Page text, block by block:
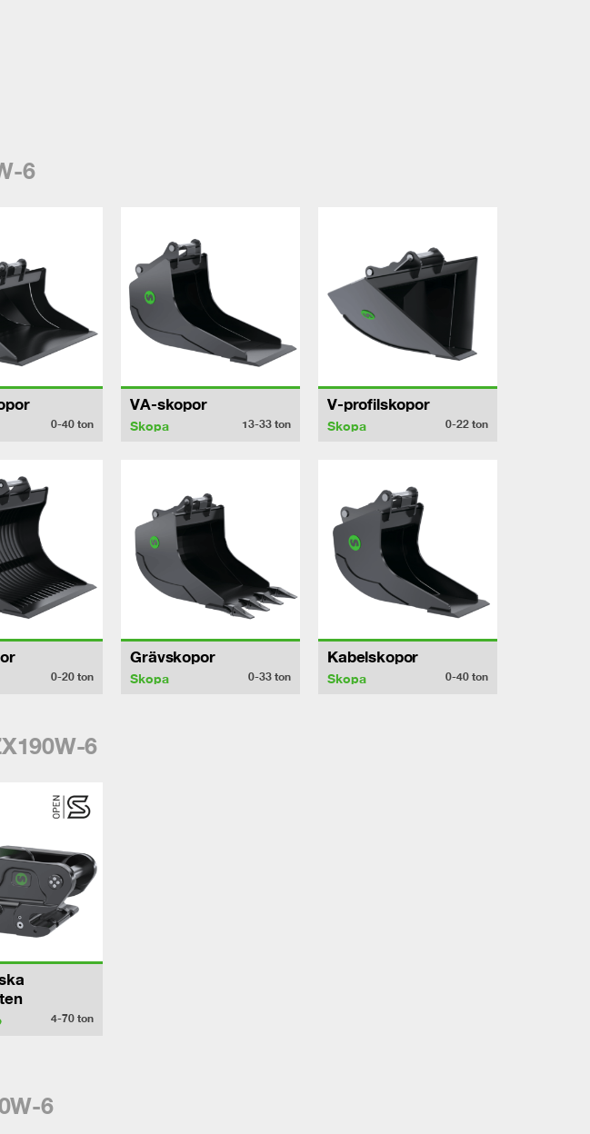
6
0-40ton
VA-skopor
Skopa 13-33ton
V-profilskopor
Skopa 0-22 ton
0-20ton
Grävskopor
Skopa 0-33ton
Kabelskopor
Skopa 0-40 ton
6
4-70ton
6